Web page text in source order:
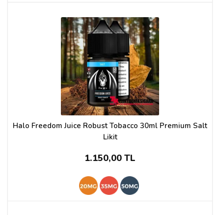
Halo Freedom Juice Robust Tobacco 30ml Premium Salt
Likit
1.150,00 TL